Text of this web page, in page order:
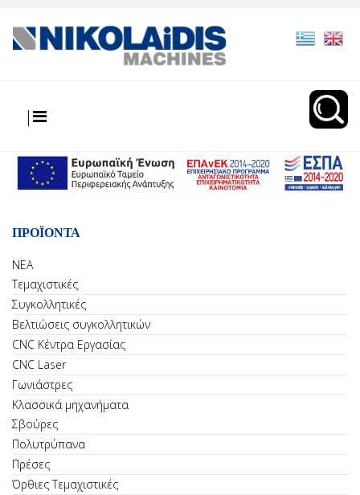
|
ΠΡΟΪΟΝΤΑ
ΝΕΑ
Τεμαχιστικές
Συγκολλητικές
Βελτιώσεις συγκολλητικών
CNC Κέντρα Εργασίας
CNC Laser
Γωνιάστρες
Κλασσικά μηχανήματα
Σβούρες
Πολυτρύπανα
Πρέσες
Όρθιες Τεμαχιστικές